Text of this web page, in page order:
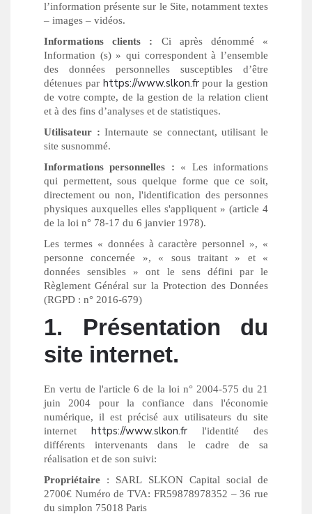
l’information présente sur le Site, notamment textes
– images – vidéos.
Informations clients : Ci après dénommé «
Information (s) » qui correspondent à l’ensemble
des données personnelles susceptibles d’être
détenues par https://www.slkon.frpour la gestion
de votre compte, de la gestion de la relation client
et à des fins d’analyses et de statistiques.
Utilisateur : Internaute se connectant, utilisant le
site susnommé.
Informations personnelles : « Les informations
qui permettent, sous quelque forme que ce soit,
directement ou non, l'identification des personnes
physiques auxquelles elles s'appliquent » (article 4
de la loi n° 78-17 du 6 janvier 1978).
Les termes « données à caractère personnel », «
personne concernée », « sous traitant » et «
données sensibles » ont le sens défini par le
Règlement Général sur la Protection des Données
(RGPD : n° 2016-679)
1. Présentation du
site internet.
En vertu de l'article 6 de la loi n° 2004-575 du 21
juin 2004 pour la confiance dans l'économie
numérique, il est précisé aux utilisateurs du site
internet https://www.slkon.fr l'identité des
différents intervenants dans le cadre de sa
réalisation et de son suivi:
Propriétaire : SARL SLKON Capital social de
2700€ Numéro de TVA: FR59878978352 – 36 rue
du simplon 75018 Paris